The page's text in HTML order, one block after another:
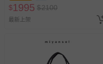
$1995 $2100
最新上架